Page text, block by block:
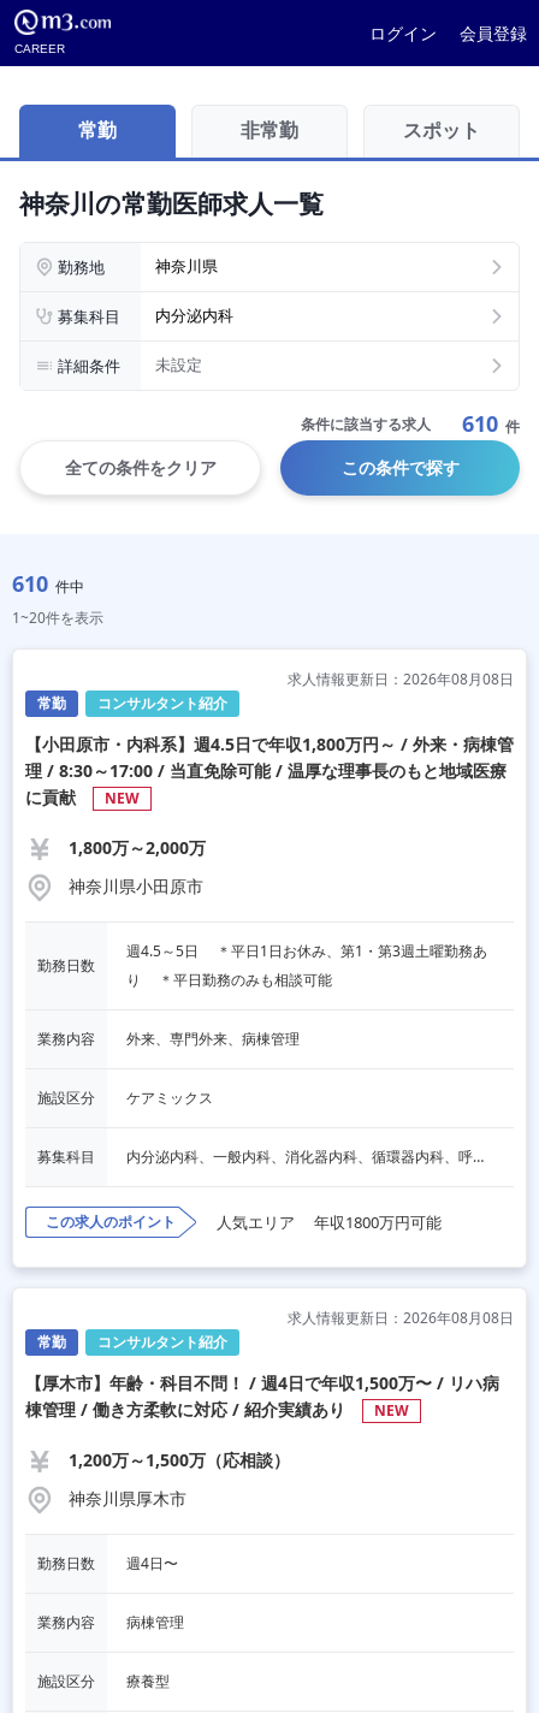
CAREER
ログイン 会員登録
常勤 非常勤 スポット
神奈川の常勤医師求人一覧
勤務地 神奈川県
募集科目 内分泌内科
詳細条件 未設定
条件に該当する求人 610 件
全ての条件をクリア この条件で探す
610 件中
1~20件を表示
常勤 コンサルタント紹介
求人情報更新日：2026年08月08日
【小田原市・内科系】週4.5日で年収1,800万円～ / 外来・病棟管
理 / 8:30～17:00 / 当直免除可能 / 温厚な理事長のもと地域医療
に貢献
NEW
1,800万～2,000万
神奈川県小田原市
勤務日数
週4.5～5日 　＊平日1日お休み、第1・第3週土曜勤務あ
り 　＊平日勤務のみも相談可能
業務内容 外来、専門外来、病棟管理
施設区分 ケアミックス
募集科目 内分泌内科、一般内科、消化器内科、循環器内科、呼吸器内科、血液内科、心療内科、脳神経内科、老人内科
この求人のポイント 人気エリア 年収1800万円可能
常勤 コンサルタント紹介
求人情報更新日：2026年08月08日
【厚木市】年齢・科目不問！ / 週4日で年収1,500万〜 / リハ病
棟管理 / 働き方柔軟に対応 / 紹介実績あり
NEW
1,200万～1,500万（応相談）
神奈川県厚木市
勤務日数 週4日〜
業務内容 病棟管理
施設区分 療養型